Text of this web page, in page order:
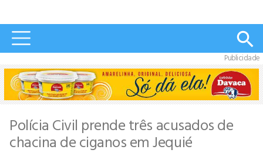
Publicidade
Polícia Civil prende três acusados de
chacina de ciganos em Jequié